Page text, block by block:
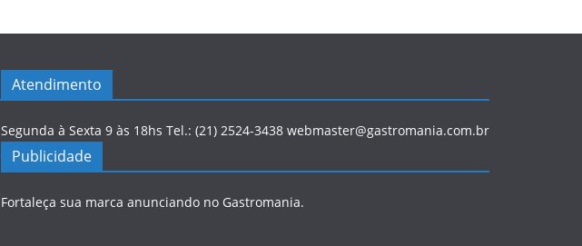
Atendimento
Segunda à Sexta 9 às 18hs Tel.: (21) 2524-3438 webmaster@gastromania.com.br
Publicidade
Fortaleça sua marca anunciando no Gastromania.